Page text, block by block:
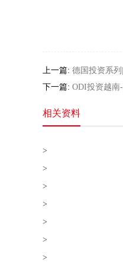
上一篇: 德国投资系
下一篇: ODI投资越南
相关资料
>
>
>
>
>
>
>